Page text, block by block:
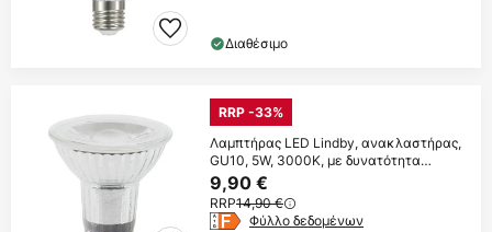
Διαθέσιμο
RRP -33%
Λαμπτήρας LED Lindby, ανακλαστήρας,
GU10, 5W, 3000K, με δυνατότητα
ρύθμισης
9,90 €
RRP14,90 €
Φύλλο δεδομένων